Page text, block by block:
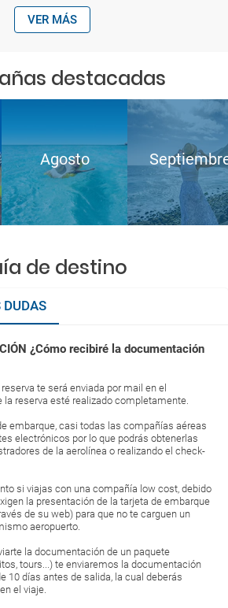
VER MÁS
destacadas
Agosto
de destino
DUDAS
¿Cómo recibiré la documentación
te será enviada por mail en el
la reserva esté realizado completamente.
embarque, casi todas las compañías aéreas
electrónicos por lo que podrás obtenerlas
de la aerolínea o realizando el check-
si viajas con una compañía low cost, debido
la presentación de la tarjeta de embarque
de su web) para que no te carguen un
aeropuerto.
la documentación de un paquete
tours...) te enviaremos la documentación
10 días antes de salida, la cual deberás
el viaje.